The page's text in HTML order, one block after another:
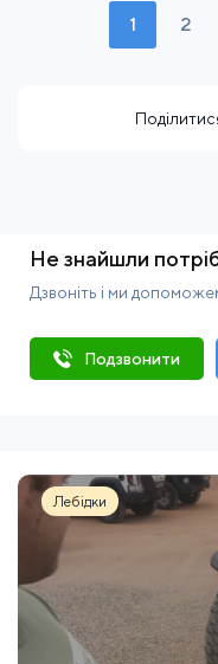
1 2
Не знайшли
Дзвоніть і ми
Подзвонити
Лебідки